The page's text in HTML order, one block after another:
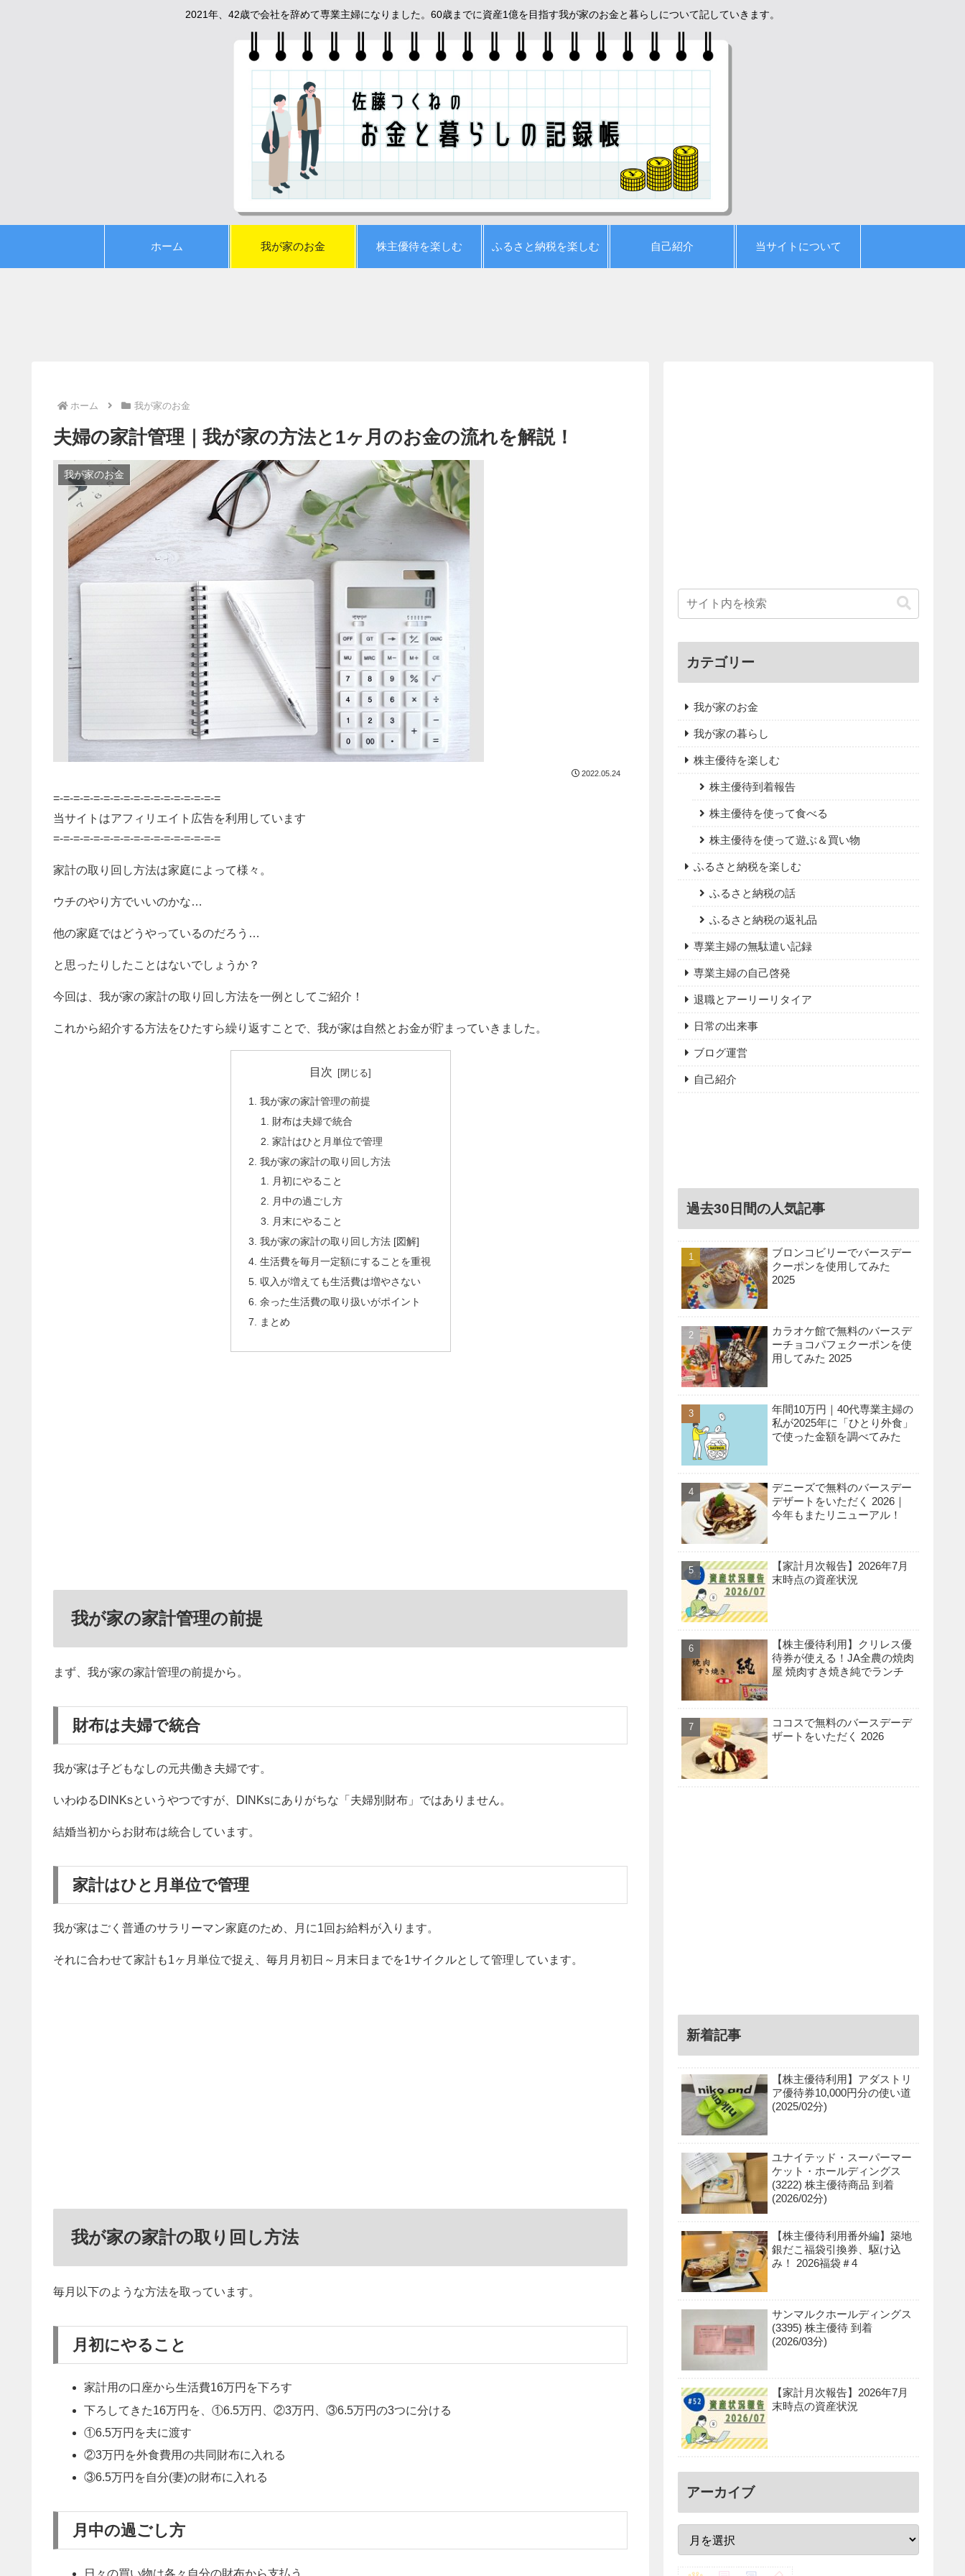
2021年、42歳で会社を辞めて専業主婦になりました。60歳までに資産1億を目指す我が家のお金と暮らしについて記していきます。
ホーム 我が家のお金 株主優待を楽しむ ふるさと納税を楽しむ 自己紹介 当サイトについて
ホーム 我が家のお金
夫婦の家計管理｜我が家の方法と1ヶ月のお金の流れを解説！
我が家のお金
2022.05.24
=-=-=-=-=-=-=-=-=-=-=-=-=-=-=-=-=
当サイトはアフィリエイト広告を利用しています
=-=-=-=-=-=-=-=-=-=-=-=-=-=-=-=-=
家計の取り回し方法は家庭によって様々。
ウチのやり方でいいのかな…
他の家庭ではどうやっているのだろう…
と思ったりしたことはないでしょうか？
今回は、我が家の家計の取り回し方法を一例としてご紹介！
これから紹介する方法をひたすら繰り返すことで、我が家は自然とお金が貯まっていきました。
目次
我が家の家計管理の前提
財布は夫婦で統合
家計はひと月単位で管理
我が家の家計の取り回し方法
月初にやること
月中の過ごし方
月末にやること
我が家の家計の取り回し方法 [図解]
生活費を毎月一定額にすることを重視
収入が増えても生活費は増やさない
余った生活費の取り扱いがポイント
まとめ
我が家の家計管理の前提
まず、我が家の家計管理の前提から。
財布は夫婦で統合
我が家は子どもなしの元共働き夫婦です。
いわゆるDINKsというやつですが、DINKsにありがちな「夫婦別財布」ではありません。
結婚当初からお財布は統合しています。
家計はひと月単位で管理
我が家はごく普通のサラリーマン家庭のため、月に1回お給料が入ります。
それに合わせて家計も1ヶ月単位で捉え、毎月月初日～月末日までを1サイクルとして管理しています。
我が家の家計の取り回し方法
毎月以下のような方法を取っています。
月初にやること
家計用の口座から生活費16万円を下ろす
下ろしてきた16万円を、①6.5万円、②3万円、③6.5万円の3つに分ける
①6.5万円を夫に渡す
②3万円を外食費用の共同財布に入れる
③6.5万円を自分(妻)の財布に入れる
月中の過ごし方
日々の買い物は各々自分の財布から支払う
カテゴリー
我が家のお金
我が家の暮らし
株主優待を楽しむ
株主優待到着報告
株主優待を使って食べる
株主優待を使って遊ぶ＆買い物
ふるさと納税を楽しむ
ふるさと納税の話
ふるさと納税の返礼品
専業主婦の無駄遣い記録
専業主婦の自己啓発
退職とアーリーリタイア
日常の出来事
ブログ運営
自己紹介
過去30日間の人気記事
ブロンコビリーでバースデー
クーポンを使用してみた
2025
カラオケ館で無料のバースデ
ーチョコパフェクーポンを使
用してみた 2025
年間10万円｜40代専業主婦の
私が2025年に「ひとり外食」
で使った金額を調べてみた
デニーズで無料のバースデー
デザートをいただく 2026｜
今年もまたリニューアル！
【家計月次報告】2026年7月
末時点の資産状況
【株主優待利用】クリレス優
待券が使える！JA全農の焼肉
屋 焼肉すき焼き純でランチ
ココスで無料のバースデーデ
ザートをいただく 2026
新着記事
【株主優待利用】アダストリ
ア優待券10,000円分の使い道
(2025/02分)
ユナイテッド・スーパーマー
ケット・ホールディングス
(3222) 株主優待商品 到着
(2026/02分)
【株主優待利用番外編】築地
銀だこ福袋引換券、駆け込
み！ 2026福袋＃4
サンマルクホールディングス
(3395) 株主優待 到着
(2026/03分)
【家計月次報告】2026年7月
末時点の資産状況
アーカイブ